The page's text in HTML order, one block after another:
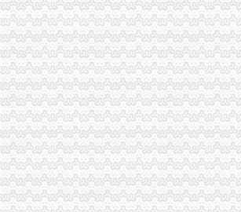
重庆公告遗失刊登服务网——2013.5.16.重庆资格证
餐饮类·重庆晨报数字报
【北京京翰英才教育科技有限公司渝中分公司2017新
中国长城资产管理股份有限公司
【广安审计_广安审计公司】-广安百姓网
公司注销
【西城公司怎么注销,西城公司注销流程,】-其他-北京
【58同城】保定公司注销服务_公司注销代理_公司注
【58同城】盐城公司注销服务_公司注销代理_公司注
深圳登报,阿拉登报,挂失,营业执照登报,公司注销,税务
代办解除税务非正常注销_代办公司吊销注销
如何把公司吊销转为正常公司注销程序如下-注销--网
江苏南京代理公司企业注销_公司注销代理-中介代理